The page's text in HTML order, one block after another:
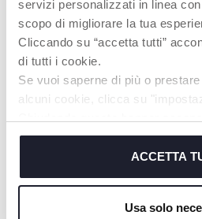
servizi personalizzati in linea
scopo di migliorare la tua
Cliccando su “accetta tutti”
di tutti i cookie.
Se vuoi saperne di più o
alcuni cookie, clicca su
cookie tecnici, indispensabili per
ACCETTA
Usa solo
FLEX-
INSTALLATION
È possibile installare il
seggiolino auto in due
modi, sempre in
posizione contro il
” con
connettori Iso fix e
Support Leg
(accessorio separato)